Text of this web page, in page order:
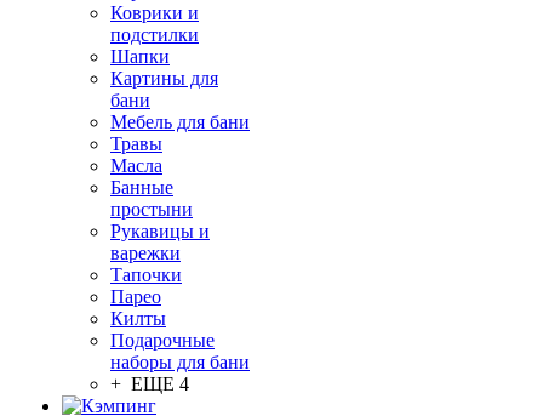
Коврики и
подстилки
Шапки
Картины для
бани
Мебель для бани
Травы
Масла
Банные
простыни
Рукавицы и
варежки
Тапочки
Парео
Килты
Подарочные
наборы для бани
+ ЕЩЕ 4